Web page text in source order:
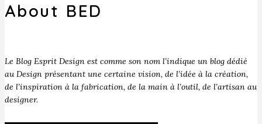
About BED
Le Blog Esprit Design est comme son nom l’indique un blog dédié
au Design présentant une certaine vision, de l’idée à la création,
de l’inspiration à la fabrication, de la main à l’outil, de l’artisan au
designer.